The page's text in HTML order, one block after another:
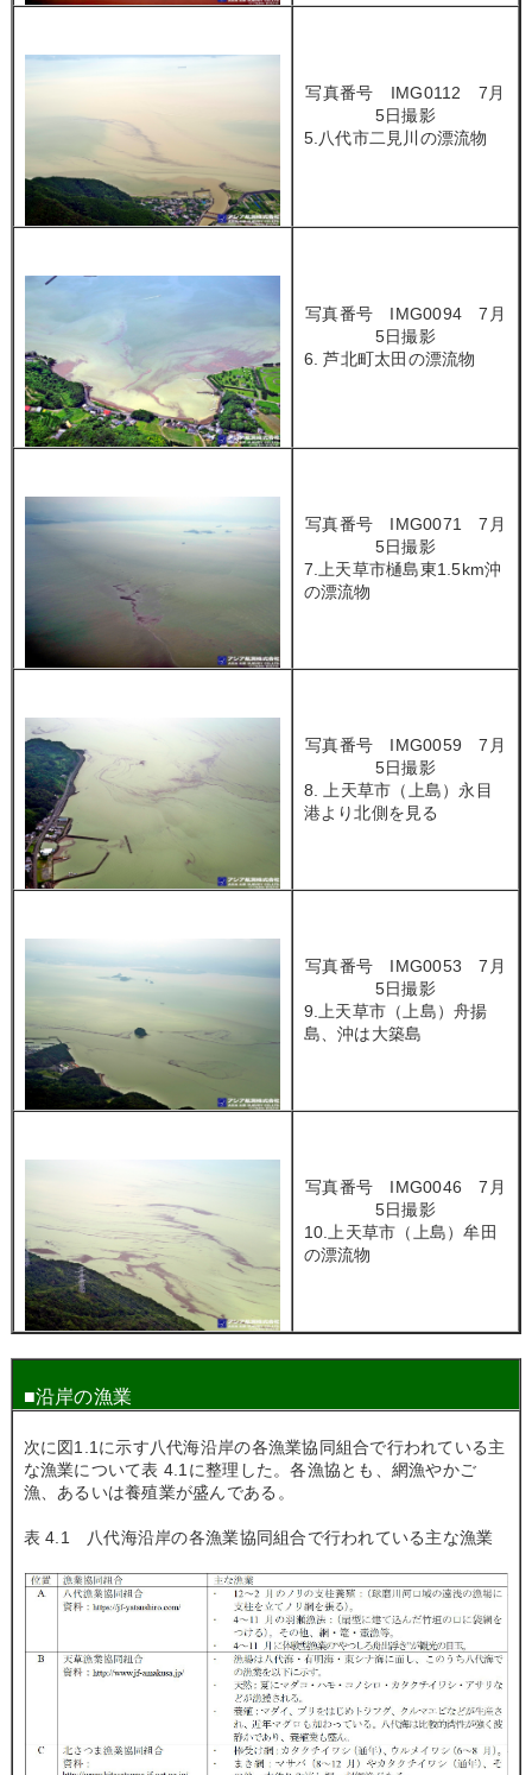
写真番号 IMG0112 7月
5日撮影
5.八代市二見川の漂流物
写真番号 IMG0094 7月
5日撮影
6. 芦北町太田の漂流物
写真番号 IMG0071 7月
5日撮影
7.上天草市樋島東1.5km沖
の漂流物
写真番号 IMG0059 7月
5日撮影
8. 上天草市（上島）永目
港より北側を見る
写真番号 IMG0053 7月
5日撮影
9.上天草市（上島）舟揚
島、沖は大築島
写真番号 IMG0046 7月
5日撮影
10.上天草市（上島）牟田
の漂流物
■沿岸の漁業
次に図1.1に示す八代海沿岸の各漁業協同組合で行われている主
な漁業について表 4.1に整理した。各漁協とも、網漁やかご
漁、あるいは養殖業が盛んである。
表 4.1 八代海沿岸の各漁業協同組合で行われている主な漁業